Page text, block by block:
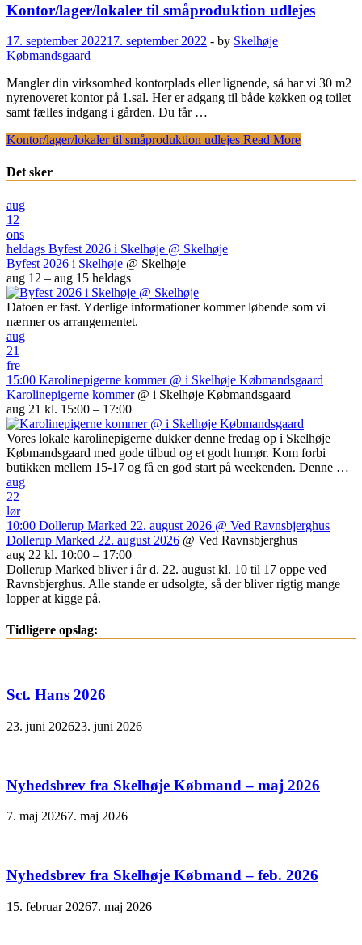
Kontor/lager/lokaler til småproduktion udlejes
17. september 202217. september 2022 - by Skelhøje
Købmandsgaard
Mangler din virksomhed kontorplads eller lignende, så har vi 30 m2
nyrenoveret kontor på 1.sal. Her er adgang til både køkken og toilet
samt fælles indgang i gården. Du får …
Kontor/lager/lokaler til småproduktion udlejes Read More
Det sker
aug
12
ons
heldags Byfest 2026 i Skelhøje @ Skelhøje
Byfest 2026 i Skelhøje @ Skelhøje
aug 12 – aug 15 heldags
Datoen er fast. Yderlige informationer kommer løbende som vi
nærmer os arrangementet.
aug
21
fre
15:00 Karolinepigerne kommer @ i Skelhøje Købmandsgaard
Karolinepigerne kommer @ i Skelhøje Købmandsgaard
aug 21 kl. 15:00 – 17:00
Vores lokale karolinepigerne dukker denne fredag op i Skelhøje
Købmandsgaard med gode tilbud og et godt humør. Kom forbi
butikken mellem 15-17 og få en god start på weekenden. Denne …
aug
22
lør
10:00 Dollerup Marked 22. august 2026 @ Ved Ravnsbjerghus
Dollerup Marked 22. august 2026 @ Ved Ravnsbjerghus
aug 22 kl. 10:00 – 17:00
Dollerup Marked bliver i år d. 22. august kl. 10 til 17 oppe ved
Ravnsbjerghus. Alle stande er udsolgte, så der bliver rigtig mange
lopper at kigge på.
Tidligere opslag:
Sct. Hans 2026
23. juni 202623. juni 2026
Nyhedsbrev fra Skelhøje Købmand – maj 2026
7. maj 20267. maj 2026
Nyhedsbrev fra Skelhøje Købmand – feb. 2026
15. februar 20267. maj 2026